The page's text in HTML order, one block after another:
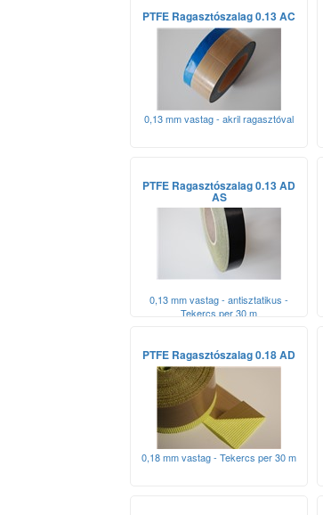
PTFE Ragasztószalag 0.13 AC
0,13 mm vastag - akril ragasztóval
PTFE Ragasztószalag 0.13 AD
AS
0,13 mm vastag - antisztatikus -
Tekercs per 30 m
PTFE Ragasztószalag 0.18 AD
0,18 mm vastag - Tekercs per 30 m